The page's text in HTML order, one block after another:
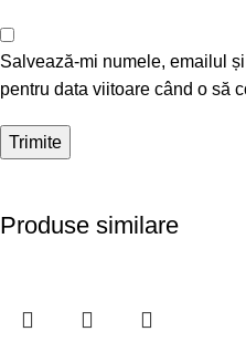
Salvează-mi numele, emailul
pentru data viitoare când o să
Produse similare